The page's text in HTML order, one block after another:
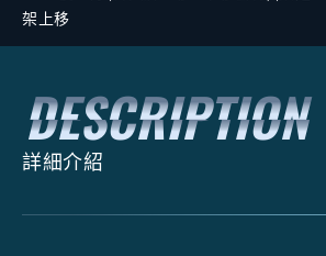
架上移
詳細介紹